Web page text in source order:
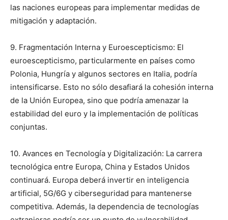
las naciones europeas para implementar medidas de
mitigación y adaptación.
9. Fragmentación Interna y Euroescepticismo: El
euroescepticismo, particularmente en países como
Polonia, Hungría y algunos sectores en Italia, podría
intensificarse. Esto no sólo desafiará la cohesión interna
de la Unión Europea, sino que podría amenazar la
estabilidad del euro y la implementación de políticas
conjuntas.
10. Avances en Tecnología y Digitalización: La carrera
tecnológica entre Europa, China y Estados Unidos
continuará. Europa deberá invertir en inteligencia
artificial, 5G/6G y ciberseguridad para mantenerse
competitiva. Además, la dependencia de tecnologías